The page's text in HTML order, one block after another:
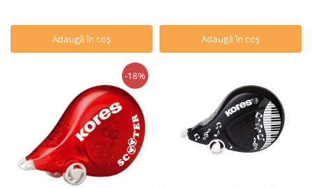
-18%